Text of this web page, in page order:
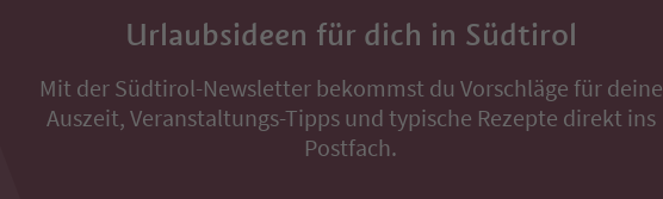
Urlaubsideen für dich in Südtirol
Mit der Südtirol-Newsletter bekommst du Vorschläge für deine
Auszeit, Veranstaltungs-Tipps und typische Rezepte direkt ins
Postfach.